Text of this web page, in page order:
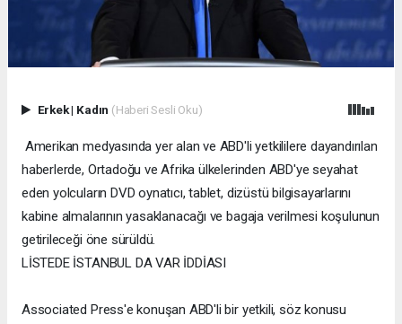
Erkek| Kadın (Haberi Sesli Oku)
Amerikan medyasında yer alan ve ABD'li yetkililere dayandırılan
haberlerde, Ortadoğu ve Afrika ülkelerinden ABD'ye seyahat
eden yolcuların DVD oynatıcı, tablet, dizüstü bilgisayarlarını
kabine almalarının yasaklanacağı ve bagaja verilmesi koşulunun
getirileceği öne sürüldü.
LİSTEDE İSTANBUL DA VAR İDDİASI
Associated Press'e konuşan ABD'li bir yetkili, söz konusu